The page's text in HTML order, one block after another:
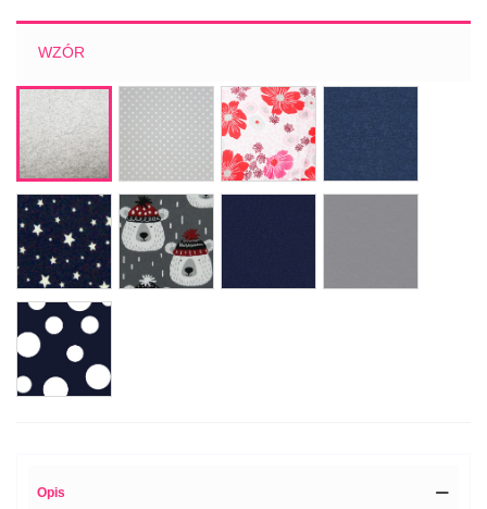
WZÓR
melanż
gwiazdy
dwa
kolory
kwiaty
czerwono
różowe
gwiazdy
deker
miś
w
czapce
grochy
duże
granat
Opis